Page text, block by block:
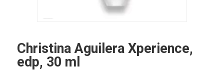
Christina Aguilera Xperience,
edp, 30 ml